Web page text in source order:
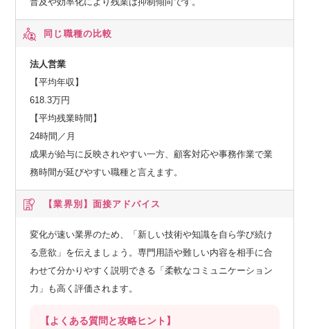
同じ職種の比較
法人営業
【平均年収】
618.3万円
【平均残業時間】
24時間／月
成果が給与に反映されやすい一方、顧客対応や事務作業で業
務時間が延びやすい職種と言えます。
【業界別】 面接アドバイス
変化が速い業界のため、「新しい技術や知識を自ら学び続け
る意欲」を伝えましょう。専門用語や難しい内容を相手に合
わせて分かりやすく説明できる「柔軟なコミュニケーション
力」も高く評価されます。
【よくある質問と攻略ヒント】